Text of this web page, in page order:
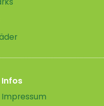
Infos
Impressum